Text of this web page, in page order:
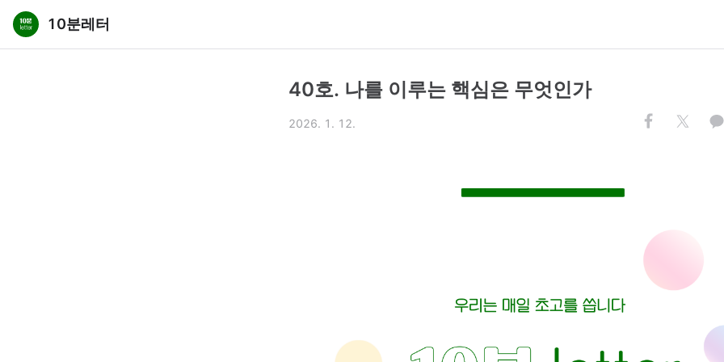
10분레터
40호. 나를 이루는 핵심은 무엇인가
2026. 1. 12.